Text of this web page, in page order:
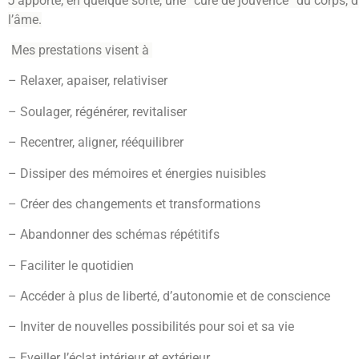
l’âme.
Mes prestations visent à
– Relaxer, apaiser, relativiser
– Soulager, régénérer, revitaliser
– Recentrer, aligner, rééquilibrer
– Dissiper des mémoires et énergies nuisibles
– Créer des changements et transformations
– Abandonner des schémas répétitifs
– Faciliter le quotidien
– Accéder à plus de liberté, d’autonomie et de conscience
– Inviter de nouvelles possibilités pour soi et sa vie